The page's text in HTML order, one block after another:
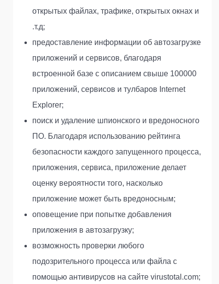
открытых файлах, трафике, открытых окнах и
.т.д;
предоставление информации об автозагрузке
приложений и сервисов, благодаря
встроенной базе с описанием свыше 100000
приложений, сервисов и тулбаров Internet
Explorer;
поиск и удаление шпионского и вредоносного
ПО. Благодаря использованию рейтинга
безопасности каждого запущенного процесса,
приложения, сервиса, приложение делает
оценку вероятности того, насколько
приложение может быть вредоносным;
оповещение при попытке добавления
приложения в автозагрузку;
возможность проверки любого
подозрительного процесса или файла с
помощью антивирусов на сайте virustotal.com;